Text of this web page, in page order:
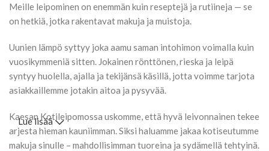
Meille leipominen on enemmän kuin reseptejä ja rutiineja — se
on hetkiä, jotka rakentavat makuja ja muistoja.
Uunien lämpö syttyy joka aamu saman intohimon voimalla kuin
vuosikymmeniä sitten. Jokainen rönttönen, rieska ja leipä
syntyy huolella, ajalla ja tekijänsä käsillä, jotta voimme tarjota
asiakkaillemme jotakin aitoa ja pysyvää.
Kaesan Kotileipomossa uskomme, että hyvä leivonnainen tekee
arjesta hieman kauniimman. Siksi haluamme jakaa kotiseutumme
makuja sinulle – mahdollisimman tuoreina ja sydämellä tehtyinä.
Lue lisää